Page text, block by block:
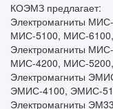
КОЭМЗ предлагает:
Электромагниты
МИС-5100, МИС-
Электромагниты
МИС-4200, МИС-
Электромагниты
ЭМИС-4100, ЭМИС-
Электромагниты